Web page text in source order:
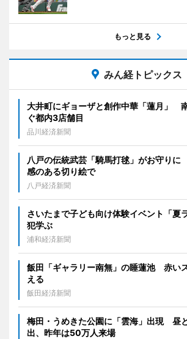
もっと見る
みん経トピックス
大井町にギョーザと創作中華「蓮月」
ぐ都内3店舗目
品川経済新聞
八戸の伝統武芸「騎馬打毬」がお守り
感のある切り絵で
八戸経済新聞
さいたまで子ども向け体験イベント「
犯学ぶ
浦和経済新聞
飯田「ギャラリー南無」の睡蓮池 赤い
える
飯田経済新聞
梅田・うめきた公園に「雲海」出現 昼
出、昨年は50万人来場